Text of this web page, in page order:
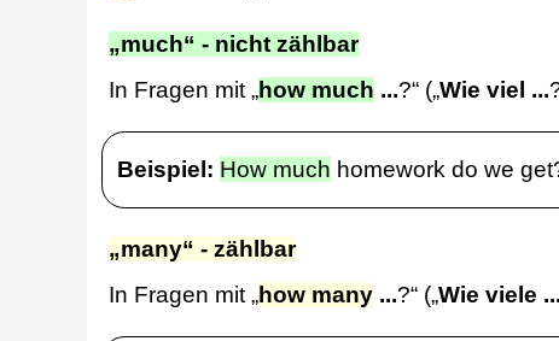
„much“ - nicht zählbar
In Fragen mit „how much ...?“ („Wie viel ...
Beispiel: How much homework do we
„many“ - zählbar
In Fragen mit „how many...?“ („Wie viele ...